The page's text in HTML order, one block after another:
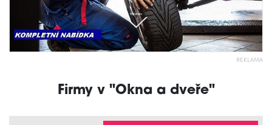
REKLAMA
Firmy v "Okna a dveře"